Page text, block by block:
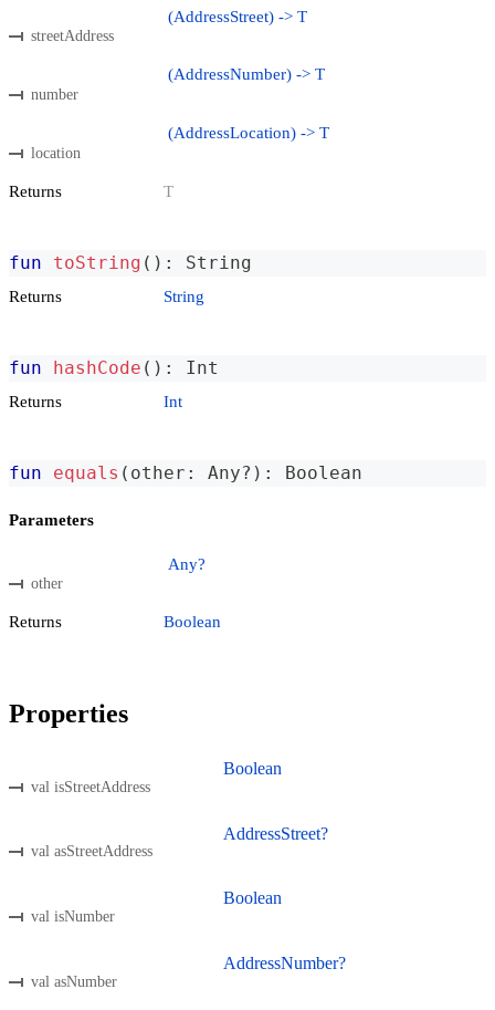
streetAddress
(AddressStreet) -> T
number
(AddressNumber) -> T
location
(AddressLocation) -> T
Returns T
fun toString ( ) : String
Returns String
fun hashCode ( ) : Int
Returns Int
fun equals ( other : Any? ) : Boolean
Parameters
other
Any?
Returns Boolean
Properties
val isStreetAddress
Boolean
val asStreetAddress
AddressStreet?
val isNumber
Boolean
val asNumber
AddressNumber?